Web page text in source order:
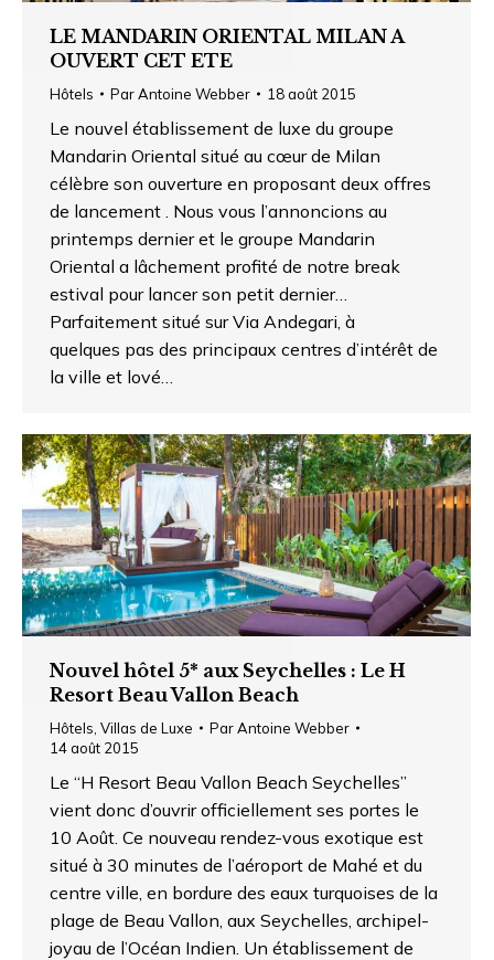
LE MANDARIN ORIENTAL MILAN A
OUVERT CET ETE
Hôtels ParAntoine Webber 18 août 2015
Le nouvel établissement de luxe du groupe
Mandarin Oriental situé au cœur de Milan
célèbre son ouverture en proposant deux offres
de lancement . Nous vous l’annoncions au
printemps dernier et le groupe Mandarin
Oriental a lâchement profité de notre break
estival pour lancer son petit dernier…
Parfaitement situé sur Via Andegari, à
quelques pas des principaux centres d’intérêt de
la ville et lové…
Nouvel hôtel 5* aux Seychelles : Le H
Resort Beau Vallon Beach
Hôtels Villas de Luxe ParAntoine Webber
14 août 2015
Le “H Resort Beau Vallon Beach Seychelles”
vient donc d’ouvrir officiellement ses portes le
10 Août. Ce nouveau rendez-vous exotique est
situé à 30 minutes de l’aéroport de Mahé et du
centre ville, en bordure des eaux turquoises de la
plage de Beau Vallon, aux Seychelles, archipel-
joyau de l’Océan Indien. Un établissement de